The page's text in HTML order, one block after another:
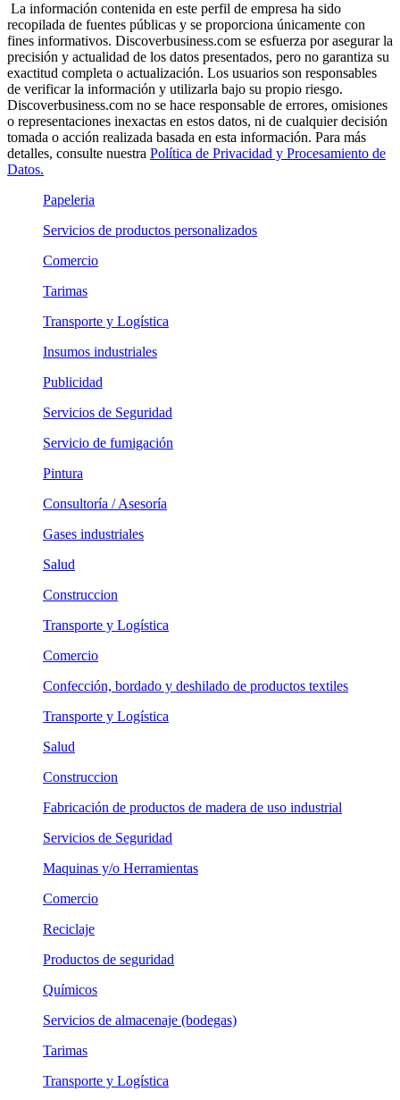
La información contenida en este perfil de empresa ha sido
recopilada de fuentes públicas y se proporciona únicamente con
fines informativos. Discoverbusiness.com se esfuerza por asegurar la
precisión y actualidad de los datos presentados, pero no garantiza su
exactitud completa o actualización. Los usuarios son responsables
de verificar la información y utilizarla bajo su propio riesgo.
Discoverbusiness.com no se hace responsable de errores, omisiones
o representaciones inexactas en estos datos, ni de cualquier decisión
tomada o acción realizada basada en esta información. Para más
detalles, consulte nuestra Política de Privacidad y Procesamiento de
Datos.
Papeleria
Servicios de productos personalizados
Comercio
Tarimas
Transporte y Logística
Insumos industriales
Publicidad
Servicios de Seguridad
Servicio de fumigación
Pintura
Consultoría / Asesoría
Gases industriales
Salud
Construccion
Transporte y Logística
Comercio
Confección, bordado y deshilado de productos textiles
Transporte y Logística
Salud
Construccion
Fabricación de productos de madera de uso industrial
Servicios de Seguridad
Maquinas y/o Herramientas
Comercio
Reciclaje
Productos de seguridad
Químicos
Servicios de almacenaje (bodegas)
Tarimas
Transporte y Logística